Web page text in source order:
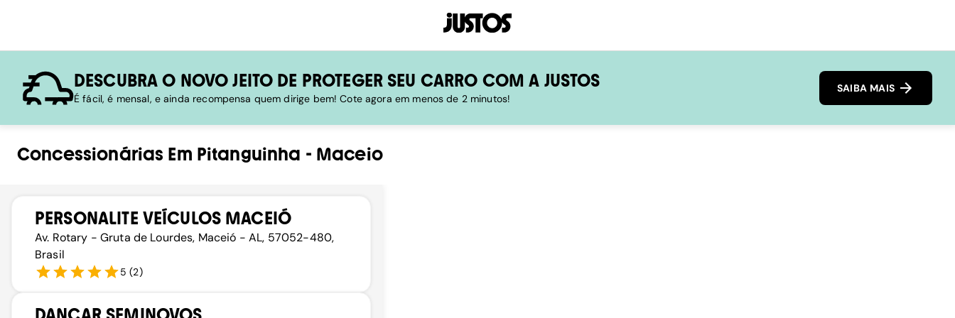
DESCUBRA O NOVO JEITO DE PROTEGER SEU CARRO COM A JUSTOS
É fácil, é mensal, e ainda recompensa quem dirige bem! Cote agora em menos de 2 minutos!
SAIBA MAIS
Concessionárias Em Pitanguinha - Maceio
PERSONALITE VEÍCULOS MACEIÓ
Av. Rotary - Gruta de Lourdes, Maceió - AL, 57052-480,
Brasil
5 (2)